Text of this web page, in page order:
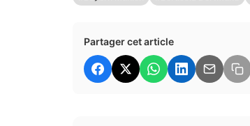
Partager cet article